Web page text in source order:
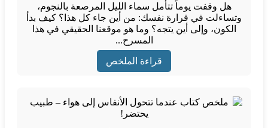
هل وقفت يوماً تتأمل سماء الليل المرصعة بالنجوم،
وتساءلت في قرارة نفسك: من أين جاء كل هذا؟ كيف بدأ
الكون، وإلى أين يتجه؟ وما هو موقعنا الحقيقي في هذا
المسرح...
قراءة الملخص